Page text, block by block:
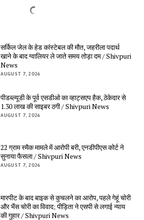
सर्किल जेल के हेड कांस्टेबल की मौत, जहरीला पदार्थ
खाने के बाद ग्वालियर ले जाते समय तोड़ा दम / Shivpuri
News
AUGUST 7, 2026
पीडब्ल्यूडी के पूर्व एसडीओ का व्हाट्सएप हैक, ठेकेदार से
1.30 लाख की साइबर ठगी / Shivpuri News
AUGUST 7, 2026
22 ग्राम स्मैक मामले में आरोपी बरी, एनडीपीएस कोर्ट ने
सुनाया फैसला / Shivpuri News
AUGUST 7, 2026
मारपीट के बाद बाइक से कुचलने का आरोप, पहले गेहूं चोरी
और भैंस चोरी का विवाद; पीड़िता ने एसपी से लगाई न्याय
की गुहार / Shivpuri News